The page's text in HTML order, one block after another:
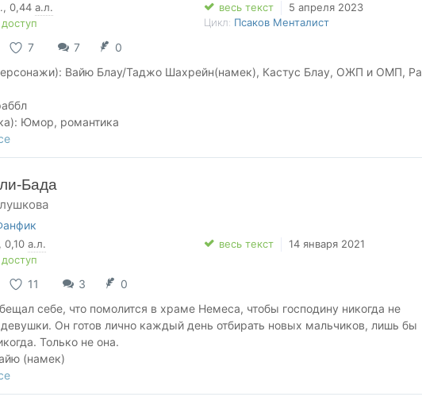
, 0,44 а.л.
весь текст
5 апреля 2023
Цикл: Псаков Менталист
7 7
0
Вайю Блау/Таджо Шахрейн(намек), Кастус Блау, ОЖП и ОМП,
Юмор, романтика
знала что, если псаковы птицы добрались до ее окон, то это означает
Бада
, 0,10 а.л.
весь текст 14 января 2021
11 3
0
себе, что помолится в храме Немеса, чтобы господину никогда не
Он готов лично каждый день отбирать новых мальчиков, лишь бы
Только не она.
(намек)